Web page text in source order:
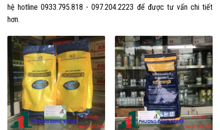
hệ hotline 0933.795.818 - 097.204.2223 để được tư vấn chi tiết
hơn.